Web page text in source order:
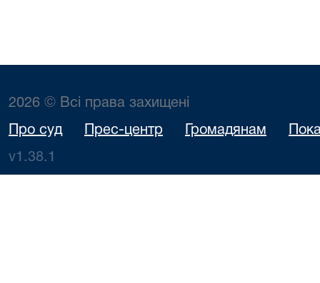
2026 © Всі права захищені
Про суд Прес-центр Громадянам
v1.38.1